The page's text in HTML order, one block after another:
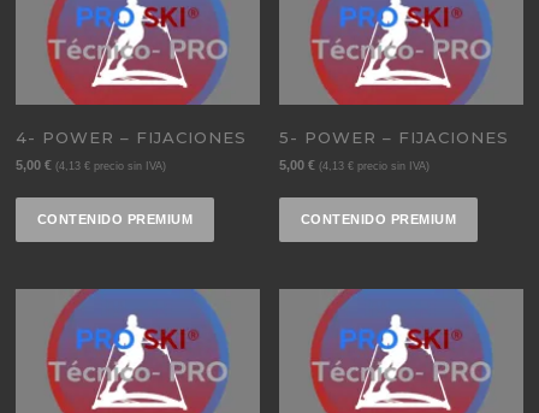
4- POWER – FIJACIONES
5,00€ (4,13€ precio sin IVA)
CONTENIDO PREMIUM
5- POWER – FIJACIONES
5,00€ (4,13€ precio sin IVA)
CONTENIDO PREMIUM